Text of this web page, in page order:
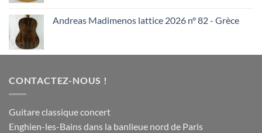
Andreas Madimenos lattice 2026 n° 82 - Grèce
CONTACTEZ-NOUS !
Guitare classique concert
Enghien-les-Bains dans la banlieue nord de Paris